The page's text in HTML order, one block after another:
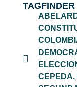
CEPEDA,